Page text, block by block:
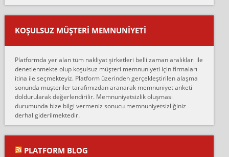
mehmet güldü:
Ankara ALİCANLAR NAKLİYAT Tutarsız ve ticari ahlak problemleri
var verdikleri fiyat teklifini arttırdılar. Sonrasında taşıma gününde
oldukça tutarsı...
Ankara Alicanlar naklyat tel 5465524025. 2600 TL'ye ankaradan
Konya ya Alicanlar naklyat la anlaştık bu şahıs evin taşınacağı gün
fiyatın mazoto gele...
Fatih kokmese:
Diyarbakır dan eşyamı getirtmek için anlaştım sözleşme yaptım.
Son anda fiyat artırdılar.. mecburiyetten tasittim.. bu kişiler ağrılı
Ali:
KOŞULSUZ MÜŞTERI MEMNUNIYETI
Platformda yer alan tüm nakliyat şirketleri belli zaman aralıkları ile
denetlenmekte olup koşulsuz müşteri memnuniyeti için firmaları
itina ile seçmekteyiz. Platform üzerinden gerçekleştirilen alaşma
sonunda müşteriler tarafımızdan aranarak memnuniyet anketi
doldurularak değerlendirilir. Memnuniyetsizlik oluşması
durumunda bize bilgi vermeniz sonucu memnuniyetsizliğiniz
derhal giderilmektedir.
PLATFORM BLOG